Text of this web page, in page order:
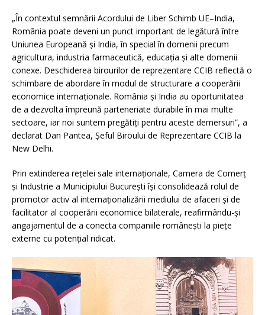
„În contextul semnării Acordului de Liber Schimb UE–India,
România poate deveni un punct important de legătură între
Uniunea Europeană și India, în special în domenii precum
agricultura, industria farmaceutică, educația și alte domenii
conexe. Deschiderea birourilor de reprezentare CCIB reflectă o
schimbare de abordare în modul de structurare a cooperării
economice internaționale. România și India au oportunitatea
de a dezvolta împreună parteneriate durabile în mai multe
sectoare, iar noi suntem pregătiți pentru aceste demersuri”, a
declarat Dan Pantea, Șeful Biroului de Reprezentare CCIB la
New Delhi.
Prin extinderea rețelei sale internaționale, Camera de Comerț
și Industrie a Municipiului București își consolidează rolul de
promotor activ al internaționalizării mediului de afaceri și de
facilitator al cooperării economice bilaterale, reafirmându-și
angajamentul de a conecta companiile românești la piețe
externe cu potențial ridicat.